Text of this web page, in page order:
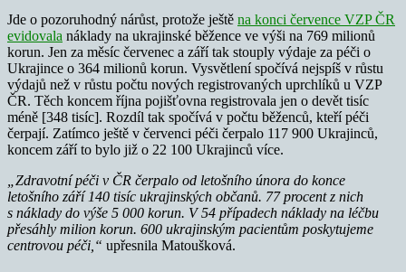
Jde o pozoruhodný nárůst, protože ještě na konci července VZP ČR
evidovala náklady na ukrajinské běžence ve výši na 769 milionů
korun. Jen za měsíc červenec a září tak stouply výdaje za péči o
Ukrajince o 364 milionů korun. Vysvětlení spočívá nejspíš v růstu
výdajů než v růstu počtu nových registrovaných uprchlíků u VZP
ČR. Těch koncem října pojišťovna registrovala jen o devět tisíc
méně [348 tisíc]. Rozdíl tak spočívá v počtu běženců, kteří péči
čerpají. Zatímco ještě v červenci péči čerpalo 117 900 Ukrajinců,
koncem září to bylo již o 22 100 Ukrajinců více.
„Zdravotní péči v ČR čerpalo od letošního února do konce
letošního září140 tisíc ukrajinských občanů. 77 procent z nich
s náklady do výše 5 000 korun. V 54 případech náklady na léčbu
přesáhly milion korun. 600 ukrajinským pacientům poskytujeme
centrovou péči,“ upřesnila Matoušková.